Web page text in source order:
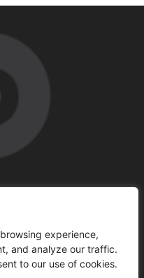
experience,
and analyze our traffic.
to our use of cookies.